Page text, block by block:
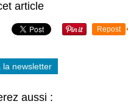
article
Repost
la newsletter
aussi :